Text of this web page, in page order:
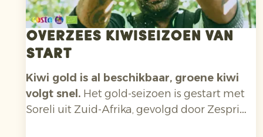
Overzees kiwiseizoen van
start
Kiwi gold is al beschikbaar, groene kiwi
volgt snel. Het gold-seizoen is gestart met
Soreli uit Zuid-Afrika, gevolgd door Zespri